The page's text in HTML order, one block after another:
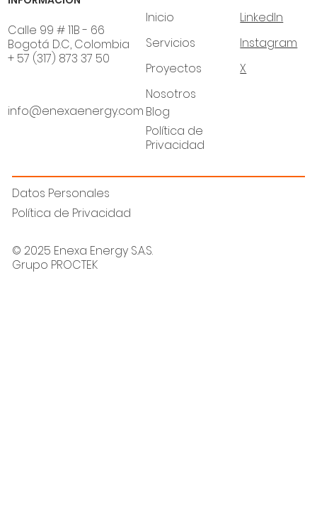
Calle 99 # 11B - 66
Bogotá D.C, Colombia
+ 57 (317) 873 37 50
info@enexaenergy.com
Inicio
Servicios
Proyectos
Nosotros
Blog
Política de
Privacidad
LinkedIn
Instagram
X
Datos Personales
Política de Privacidad
© 2025 Enexa Energy S.A.S.
Grupo PROCTEK